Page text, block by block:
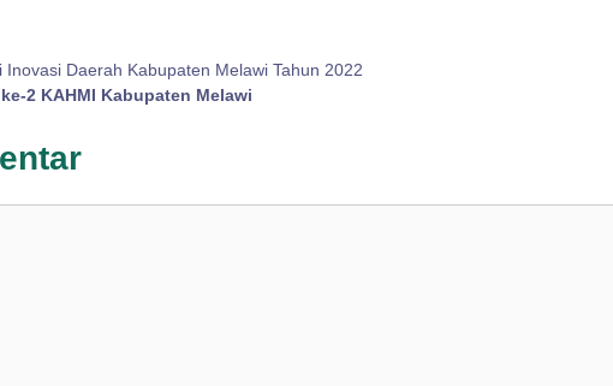
Inovasi Daerah Kabupaten Melawi Tahun 2022
2 KAHMI Kabupaten Melawi